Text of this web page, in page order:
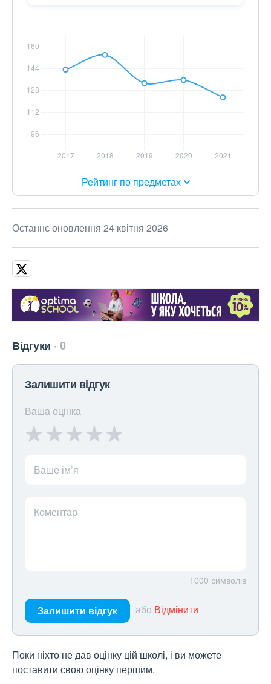
Рейтинг по предметах
Останнє оновлення 24 квітня 2026
Відгуки 0
Залишити відгук
Ваша оцінка
Ваше ім’я
Коментар
1000 символів
Залишити відгук або Відмінити
Поки ніхто не дав оцінку цій школі, і ви можете
поставити свою оцінку першим.